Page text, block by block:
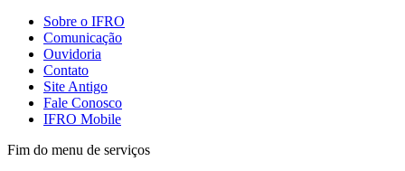
Sobre o IFRO
Comunicação
Ouvidoria
Contato
Site Antigo
Fale Conosco
IFRO Mobile
Fim do menu de serviços